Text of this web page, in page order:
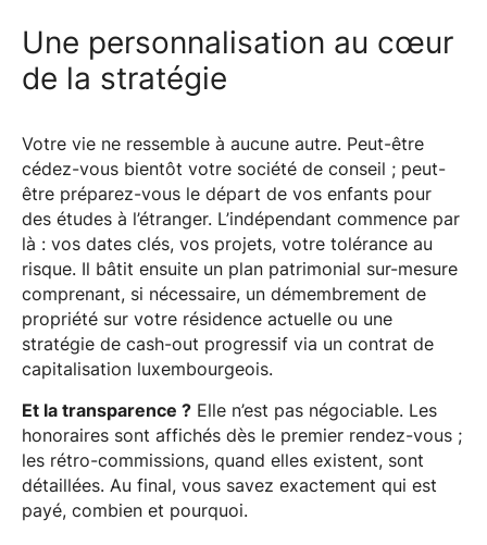
Une personnalisation au cœur
de la stratégie
Votre vie ne ressemble à aucune autre. Peut-être
cédez-vous bientôt votre société de conseil ; peut-
être préparez-vous le départ de vos enfants pour
des études à l’étranger. L’indépendant commence par
là : vos dates clés, vos projets, votre tolérance au
risque. Il bâtit ensuite un plan patrimonial sur-mesure
comprenant, si nécessaire, un démembrement de
propriété sur votre résidence actuelle ou une
stratégie de cash-out progressif via un contrat de
capitalisation luxembourgeois.
Et la transparence ?Elle n’est pas négociable. Les
honoraires sont affichés dès le premier rendez-vous ;
les rétro-commissions, quand elles existent, sont
détaillées. Au final, vous savez exactement qui est
payé, combien et pourquoi.